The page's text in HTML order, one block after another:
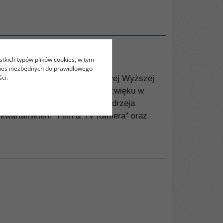
Reżyserii Dźwięku Państwowej Wyższej
w Warszawie. Realizator dźwięku w
Bohdana Kosińskiego, Andrzeja
"Film & TV Kamera" oraz
typów plików cookies, w tym
niezbędnych do prawidłowego